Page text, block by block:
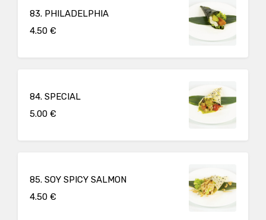
83. PHILADELPHIA
4.50 €
84. SPECIAL
5.00 €
85. SOY SPICY SALMON
4.50 €